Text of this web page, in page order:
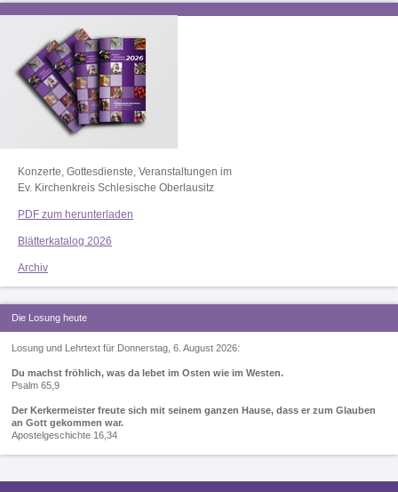
Konzerte, Gottesdienste, Veranstaltungen im
Ev. Kirchenkreis Schlesische Oberlausitz
PDF zum herunterladen
Blätterkatalog 2026
Archiv
Die Losung heute
Losung und Lehrtext für Donnerstag, 6. August 2026:
Du machst fröhlich, was da lebet im Osten wie im Westen.
Psalm 65,9
Der Kerkermeister freute sich mit seinem ganzen Hause, dass er zum Glauben
an Gott gekommen war.
Apostelgeschichte 16,34